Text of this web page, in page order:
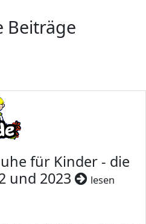
Beiträge
für Kinder - die
und 2023
lesen